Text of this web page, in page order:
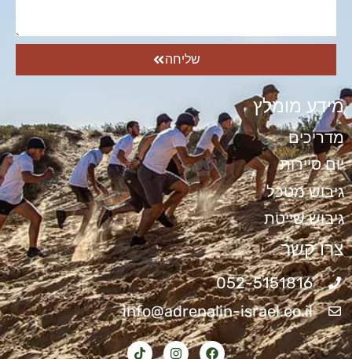
שליחה
מידע מומלץ
מדריכים
יום סיירות
גיבוש מטכל
גיבוש שייטת
צרו קשר
052-5151816
info@adrenalin-israel.co.il